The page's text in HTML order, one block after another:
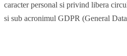
caracter personal si privind libera
si sub acronimul GDPR (General